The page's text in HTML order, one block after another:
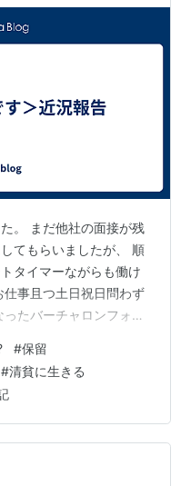
。 まだ他社の面接が残
てもらいましたが、 順
タイマーながらも働け
事且つ土日祝日問わず
たバーチャロンフォー
まぁ、自分にとっての
ます。 収入は限られる
活を送る事になりそう
障害年金の支給を打ち
は思っています。
#保留
#清貧に生きる